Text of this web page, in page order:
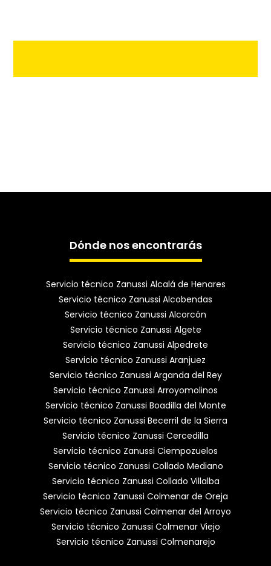
Dónde nos encontrarás
Servicio técnico Zanussi Alcalá de Henares
Servicio técnico Zanussi Alcobendas
Servicio técnico Zanussi Alcorcón
Servicio técnico Zanussi Algete
Servicio técnico Zanussi Alpedrete
Servicio técnico Zanussi Aranjuez
Servicio técnico Zanussi Arganda del Rey
Servicio técnico Zanussi Arroyomolinos
Servicio técnico Zanussi Boadilla del Monte
Servicio técnico Zanussi Becerril de la Sierra
Servicio técnico Zanussi Cercedilla
Servicio técnico Zanussi Ciempozuelos
Servicio técnico Zanussi Collado Mediano
Servicio técnico Zanussi Collado Villalba
Servicio técnico Zanussi Colmenar de Oreja
Servicio técnico Zanussi Colmenar del Arroyo
Servicio técnico Zanussi Colmenar Viejo
Servicio técnico Zanussi Colmenarejo